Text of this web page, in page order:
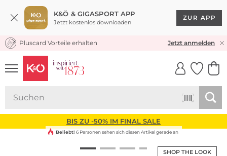
K&Ö & GIGASPORT APP
Jetzt kostenlos downloaden
ZUR APP
KOSTENLOSER VERSAND* & RÜCKVERSAND
Pluscard Vorteile erhalten Jetzt anmelden
UNSERE APP
CLICK &
BIS ZU -50% IM FINAL SALE
SHOP THE LOOK
Beliebt! 6 Personen sehen sich diesen Artikel gerade an